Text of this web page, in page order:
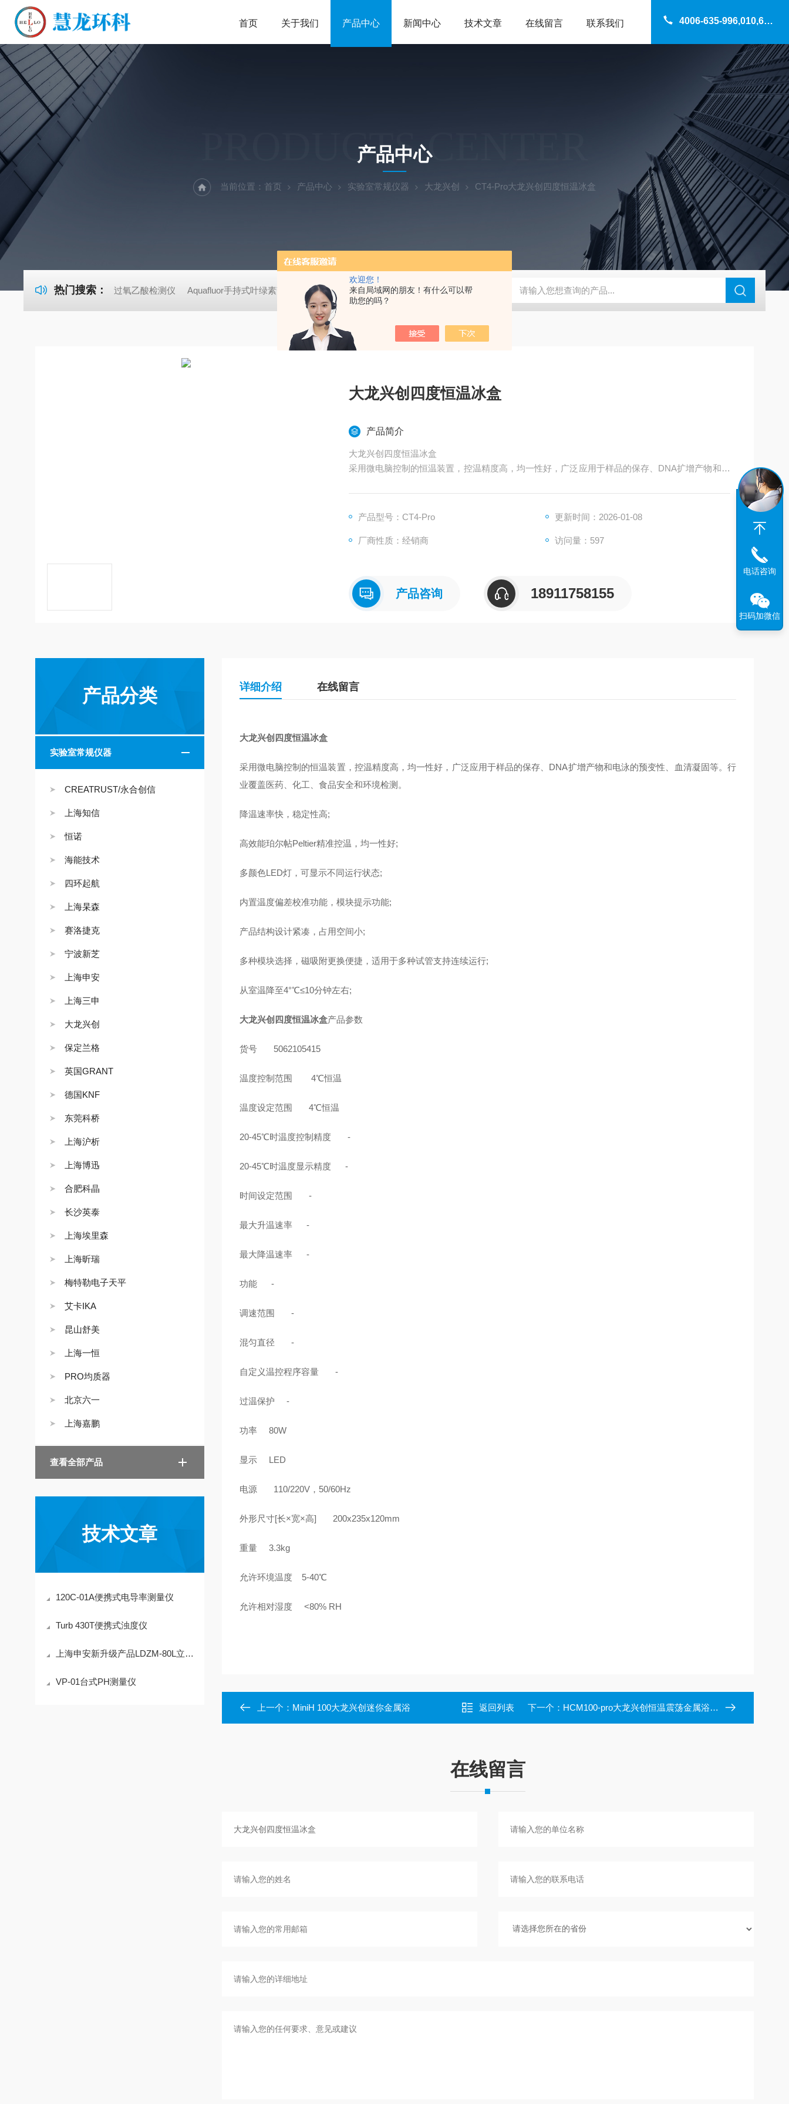
欢迎您！
来自局域网的朋友！有什么可以帮
助您的吗？
4006-635-996,010,69200960
首页 关于我们 产品中心 新闻中心 技术文章 在线留言 联系我们
PRODUCTS CENTER
产品中心
当前位置： 首页 产品中心 实验室常规仪器 大龙兴创 CT4-Pro大龙兴创四度恒温冰盒
热门搜索： 过氧乙酸检测仪 Aquafluor手持式叶绿素荧光仪 HLT-001土壤检测仪器土壤采样套装 德国MN 91346过氧乙酸检测仪 CT2001A微电流扣电测试 PL-G07日本富士智
大龙兴创四度恒温冰盒
产品简介
大龙兴创四度恒温冰盒
采用微电脑控制的恒温装置，控温精度高，均一性好，广泛应用于样品的保存、DNA扩增产物和电
产品型号：CT4-Pro 更新时间：2026-01-08
厂商性质：经销商 访问量：597
产品咨询 18911758155
产品分类
实验室常规仪器
CREATRUST/永合创信
上海知信
恒诺
海能技术
四环起航
上海杲森
赛洛捷克
宁波新芝
上海申安
上海三申
大龙兴创
保定兰格
英国GRANT
德国KNF
东莞科桥
上海沪析
上海博迅
合肥科晶
长沙英泰
上海埃里森
上海昕瑞
梅特勒电子天平
艾卡IKA
昆山舒美
上海一恒
PRO均质器
北京六一
上海嘉鹏
查看全部产品
技术文章
120C-01A便携式电导率测量仪
Turb 430T便携式浊度仪
上海申安新升级产品LDZM-80L立式高压蒸汽灭菌器
VP-01台式PH测量仪
详细介绍 在线留言
大龙兴创四度恒温冰盒
采用微电脑控制的恒温装置，控温精度高，均一性好，广泛应用于样品的保存、DNA扩增产物和电泳的预变性、血清凝固等。行
业覆盖医药、化工、食品安全和环境检测。
降温速率快，稳定性高;
高效能珀尔帖Peltier精准控温，均一性好;
多颜色LED灯，可显示不同运行状态;
内置温度偏差校准功能，模块提示功能;
产品结构设计紧凑，占用空间小;
多种模块选择，磁吸附更换便捷，适用于多种试管支持连续运行;
从室温降至4°℃≤10分钟左右;
大龙兴创四度恒温冰盒产品参数
货号 5062105415
温度控制范围 4℃恒温
温度设定范围 4℃恒温
20-45℃时温度控制精度 -
20-45℃时温度显示精度 -
时间设定范围 -
最大升温速率 -
最大降温速率 -
功能 -
调速范围 -
混匀直径 -
自定义温控程序容量 -
过温保护 -
功率 80W
显示 LED
电源 110/220V，50/60Hz
外形尺寸[长×宽×高] 200x235x120mm
重量 3.3kg
允许环境温度 5-40℃
允许相对湿度 <80% RH
上一个： MiniH 100大龙兴创迷你金属浴 返回列表 下一个： HCM100-pro大龙兴创恒温震荡金属浴（钉孔款）
在线留言
电话咨询
扫码加微信